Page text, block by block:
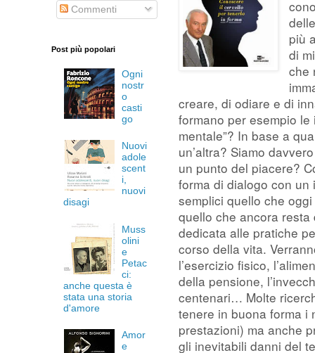
più
di
che
creare, di odiare e di
formano per esempio
mentale”? In base a
un’altra? Siamo
un punto del piacere?
forma di dialogo con
semplici quello che
quello che ancora
dedicata alle pratiche
corso della vita.
l’esercizio fisico,
della pensione,
centenari… Molte
tenere in buona forma i
prestazioni) ma anche
gli inevitabili danni del
Commenti
Post più popolari
Ogni
nostr
o
casti
go
Nuovi
adole
scent
i,
nuovi
disagi
Muss
olini
e
Petac
ci:
anche questa è
stata una storia
d'amore
Amor
e